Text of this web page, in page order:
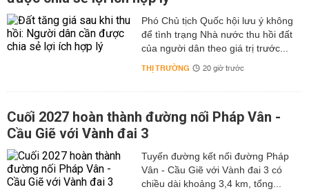
Phó Chủ tịch Quốc hội lưu ý không
để tình trạng Nhà nước thu hồi đất
của người dân theo giá trị trước...
THỊ TRƯỜNG 20 giờ trước
Cuối 2027 hoàn thành đường nối Pháp Vân -
Cầu Giẽ với Vành đai 3
Tuyến đường kết nối đường Pháp
Vân - Cầu Giẽ với Vành đai 3 có
chiều dài khoảng 3,4 km, tổng...